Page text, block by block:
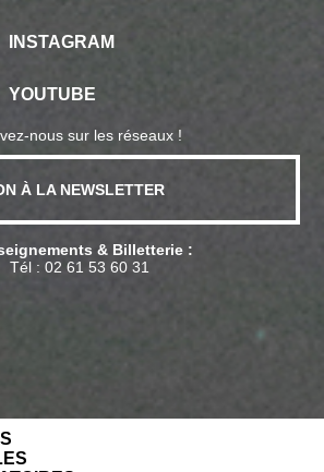
INSTAGRAM
YOUTUBE
nous sur les réseaux !
À LA NEWSLETTER
& Billetterie :
Tél : 02 61 53 60 31